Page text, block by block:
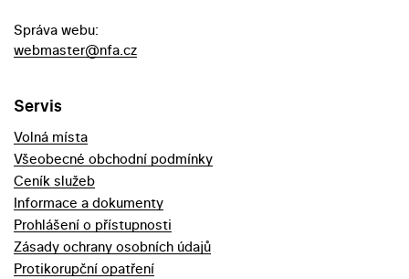
Správa webu:
webmaster@nfa.cz
Servis
Volná místa
Všeobecné obchodní podmínky
Ceník služeb
Informace a dokumenty
Prohlášení o přístupnosti
Zásady ochrany osobních údajů
Protikorupční opatření